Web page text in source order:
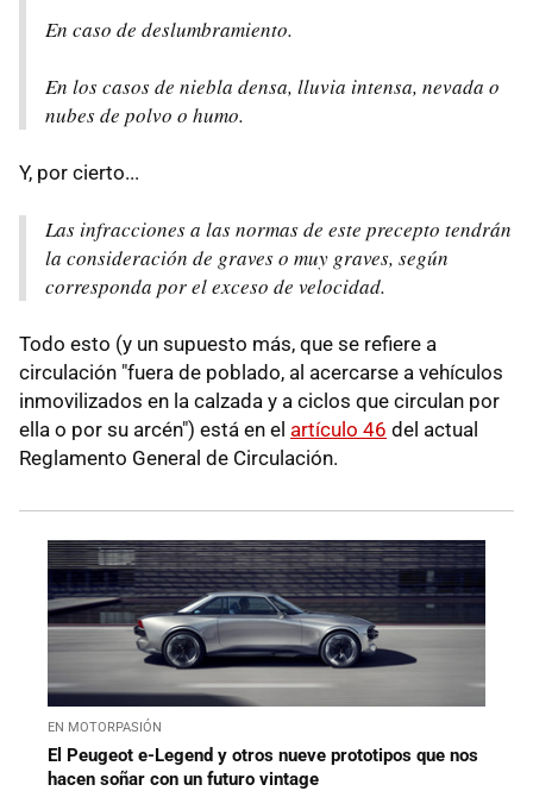
En caso de deslumbramiento.
En los casos de niebla densa, lluvia intensa, nevada o
nubes de polvo o humo.
Y, por cierto...
Las infracciones a las normas de este precepto tendrán
la consideración de graves o muy graves, según
corresponda por el exceso de velocidad.
Todo esto (y un supuesto más, que se refiere a
circulación "fuera de poblado, al acercarse a vehículos
inmovilizados en la calzada y a ciclos que circulan por
ella o por su arcén") está en el artículo 46 del actual
Reglamento General de Circulación.
EN MOTORPASIÓN
El Peugeot e-Legend y otros nueve prototipos que nos
hacen soñar con un futuro vintage